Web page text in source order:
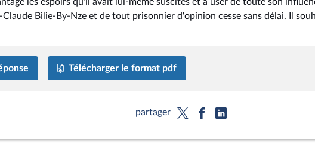
les espoirs qu'il avait lui-même suscités et à user de toute son
Bilie-By-Nze et de tout prisonnier d'opinion cesse sans délai. Il
Télécharger le format pdf
partager